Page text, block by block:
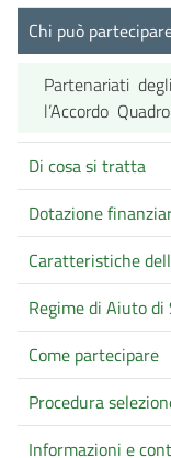
Chi può
Partenariati
l’Accordo
Di cosa si tratta
Dotazione
Caratteristiche
Regime di Aiuto di
Come partecipare
Procedura
Informazioni e